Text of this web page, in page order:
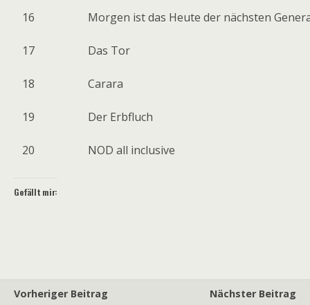
16 Morgen ist das Heute der nächsten
17 Das Tor
18 Carara
19 Der Erbfluch
20 NOD all inclusive
Gefällt mir:
Vorheriger Beitrag
Nächster Beitrag